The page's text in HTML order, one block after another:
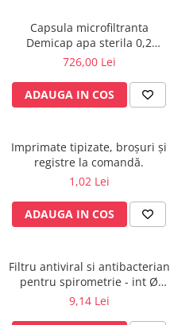
Ochelari de protectie
Gel ECO
Cabluri EKG (10 fire)
Electrozi ECG / EKG
Sonde TOCO
Vase
Spirometrie
Spirometre
Filtre antibacteriene
Alte dispozitive respiratorii
Clesti nazali
Capsula microfiltranta
Demicap apa sterila 0,2
microni 60 cicluri cu gat gros
726,00 Lei
ADAUGA IN COS
Imprimate tipizate, broșuri și
registre la comandă.
1,02 Lei
ADAUGA IN COS
Filtru antiviral si antibacterian
pentru spirometrie - int Ø
27,0 x ext Ø 30,0 mm / int Ø
9,14 Lei